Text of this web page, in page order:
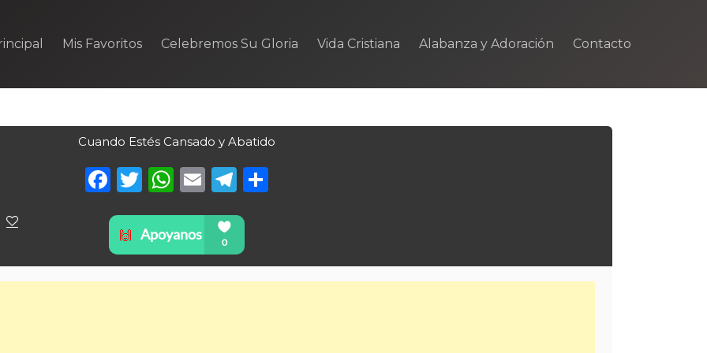
Mis Favoritos Celebremos Su Gloria Vida Cristiana Alabanza y Adoración Contacto
Cuando Estés Cansado y Abatido
Facebook
Twitter
WhatsApp
EmailTelegram